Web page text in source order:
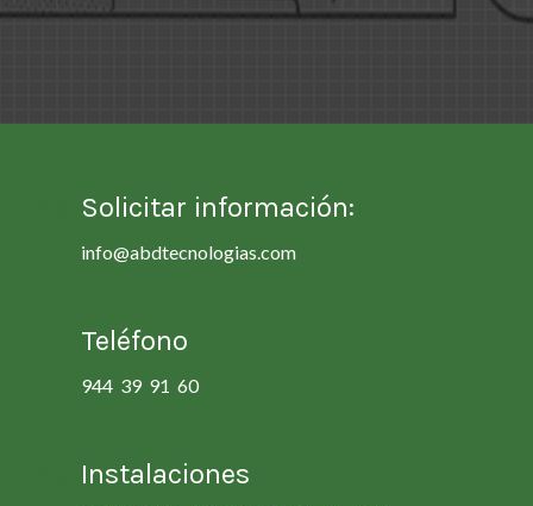
Solicitar información:
info@abdtecnologias.com
Teléfono
944 39 91 60
Instalaciones